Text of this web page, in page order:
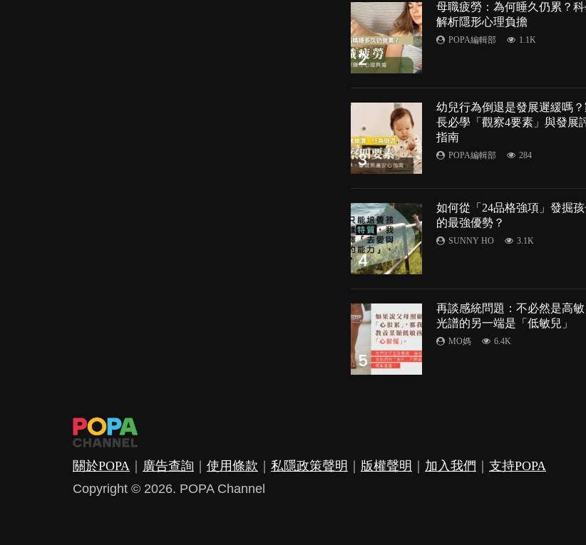
2
母職疲勞：為何睡久仍累？
解析隱形心理負擔
POPA編輯部 1.1K
3
幼兒行為倒退是發展遲緩嗎？
長必學「觀察4要素」與發展
指南
POPA編輯部 284
4
如何從「24品格強項」發掘孩
的最強優勢？
SUNNY HO 3.1K
5
再談感統問題：不必然是高敏
光譜的另一端是「低敏兒」
MO媽 6.4K
關於POPA 廣告查詢 使用條款 私隱政策聲明 版權聲明 加入我們
支持POPA
Copyright © 2026. POPA Channel